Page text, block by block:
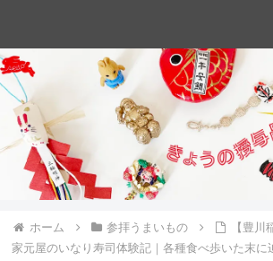
ホーム 参拝うまいもの
【豊川
家元屋のいなり寿司体験記｜各種食べ歩いた末に